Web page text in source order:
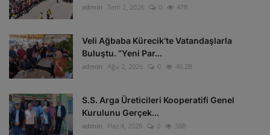
admin Tem 2, 2026 0 47B
Veli Ağbaba Kürecik’te Vatandaşlarla
Buluştu. “Yeni Par...
admin Ağu 2, 2026 0 46.2B
S.S. Arga Üreticileri Kooperatifi Genel
Kurulunu Gerçek...
admin Haz 4, 2026 0 38B